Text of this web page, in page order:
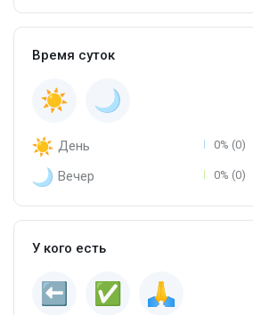
Время суток
День 0% (0)
Вечер 0% (0)
У кого есть